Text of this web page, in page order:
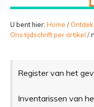
BELEVEN
U bent hier: Home /
Ons tijdschrift per artikel /
Register van het
Inventarissen van